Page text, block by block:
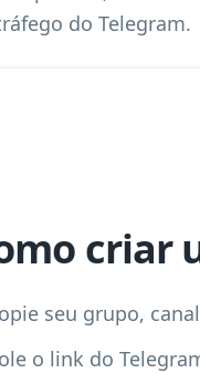
do Telegram.
criar
seu grupo,
o link do